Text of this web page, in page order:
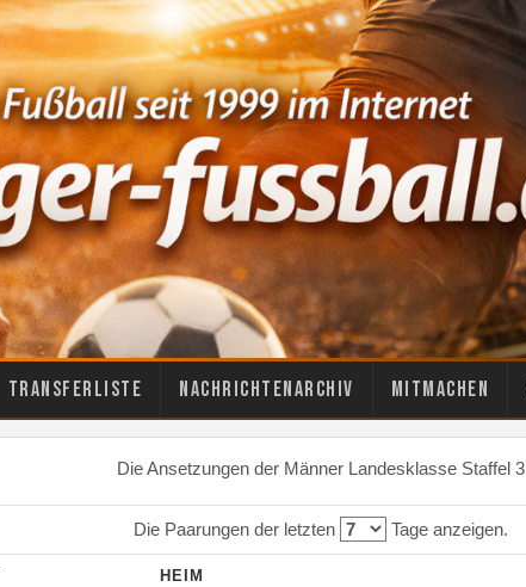
Transferliste Nachrichtenarchiv Mitmachen
Die Ansetzungen der Männer Landesklasse Staffel 3
Die Paarungen der letzten Tage anzeigen.
HEIM